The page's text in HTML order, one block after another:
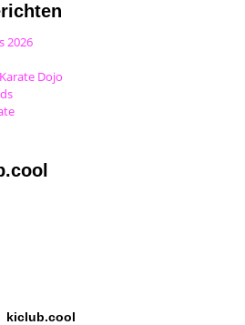
2026
Dojo
kiclub.cool